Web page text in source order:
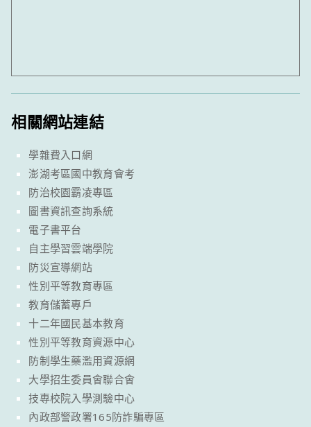
相關網站連結
學雜費入口網
澎湖考區國中教育會考
防治校園霸凌專區
圖書資訊查詢系統
電子書平台
自主學習雲端學院
防災宣導網站
性別平等教育專區
教育儲蓄專戶
十二年國民基本教育
性別平等教育資源中心
防制學生藥濫用資源網
大學招生委員會聯合會
技專校院入學測驗中心
內政部警政署165防詐騙專區